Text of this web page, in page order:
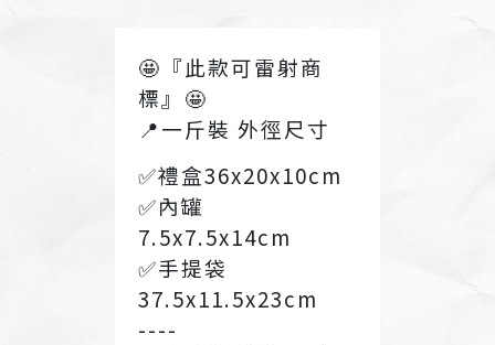
🤩『此款可雷射商
標』🤩
📍一斤裝 外徑尺寸
✅禮盒36x20x10cm
✅內罐
7.5x7.5x14cm
✅手提袋
37.5x11.5x23cm
----